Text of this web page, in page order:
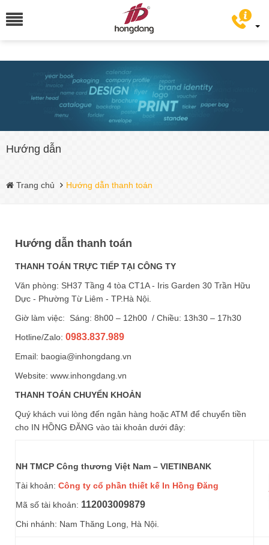
Hướng dẫn
Trang chủ Hướng dẫn thanh toán
Hướng dẫn thanh toán
THANH TOÁN TRỰC TIẾP TẠI CÔNG TY
Văn phòng: SH37 Tầng 4 tòa CT1A - Iris Garden 30 Trần Hữu
Dực - Phường Từ Liêm - TP.Hà Nội.
Giờ làm việc: Sáng: 8h00 – 12h00 / Chiều: 13h30 – 17h30
Hotline/Zalo: 0983.837.989
Email: baogia@inhongdang.vn
Website: www.inhongdang.vn
THANH TOÁN CHUYỂN KHOẢN
Quý khách vui lòng đến ngân hàng hoặc ATM để chuyển tiền
cho IN HỒNG ĐĂNG vào tài khoản dưới đây:
NH TMCP Công thương Việt Nam – VIETINBANK
Tài khoản: Công ty cổ phần thiết kế In Hồng Đăng
Mã số tài khoản: 112003009879
Chi nhánh: Nam Thăng Long, Hà Nội.